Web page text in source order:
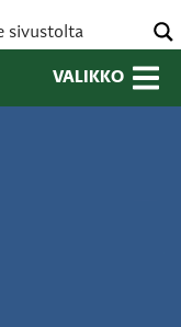
VALIKKO